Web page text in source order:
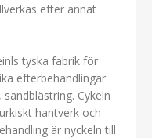
efter annat
tyska fabrik för
efterbehandlingar
Cykeln
hantverk och
är nyckeln till